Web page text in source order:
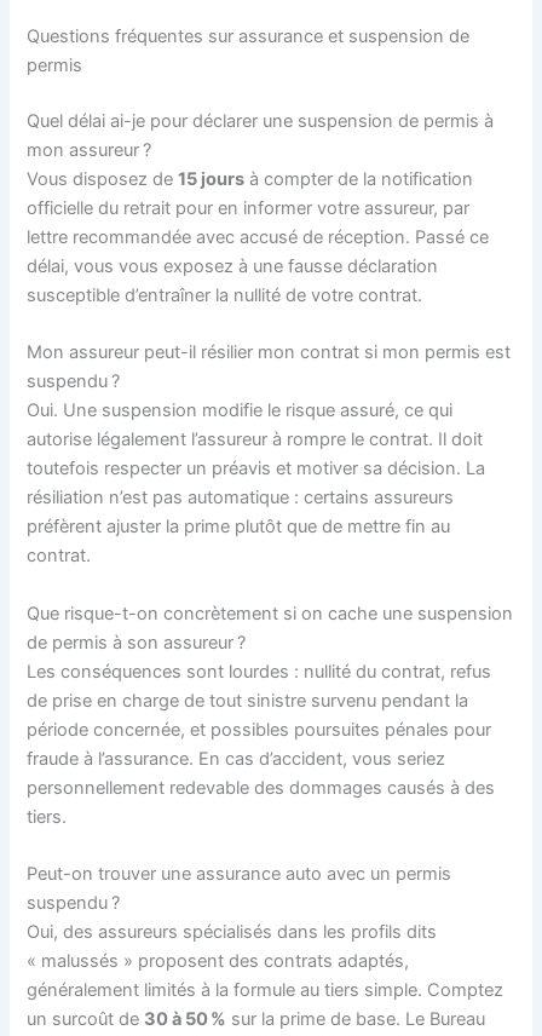
Questions fréquentes sur assurance et suspension de
permis
Quel délai ai-je pour déclarer une suspension de permis à
mon assureur ?
Vous disposez de15 jours à compter de la notification
officielle du retrait pour en informer votre assureur, par
lettre recommandée avec accusé de réception. Passé ce
délai, vous vous exposez à une fausse déclaration
susceptible d’entraîner la nullité de votre contrat.
Mon assureur peut-il résilier mon contrat si mon permis est
suspendu ?
Oui. Une suspension modifie le risque assuré, ce qui
autorise légalement l’assureur à rompre le contrat. Il doit
toutefois respecter un préavis et motiver sa décision. La
résiliation n’est pas automatique : certains assureurs
préfèrent ajuster la prime plutôt que de mettre fin au
contrat.
Que risque-t-on concrètement si on cache une suspension
de permis à son assureur ?
Les conséquences sont lourdes : nullité du contrat, refus
de prise en charge de tout sinistre survenu pendant la
période concernée, et possibles poursuites pénales pour
fraude à l’assurance. En cas d’accident, vous seriez
personnellement redevable des dommages causés à des
tiers.
Peut-on trouver une assurance auto avec un permis
suspendu ?
Oui, des assureurs spécialisés dans les profils dits
« malussés » proposent des contrats adaptés,
généralement limités à la formule au tiers simple. Comptez
un surcoût de 30 à 50 % sur la prime de base. Le Bureau